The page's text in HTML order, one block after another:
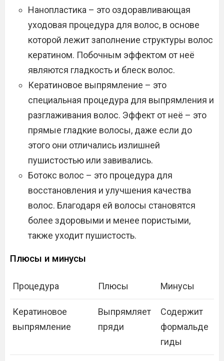
Нанопластика – это оздоравливающая
уходовая процедура для волос, в основе
которой лежит заполнение структуры волос
кератином. Побочным эффектом от неё
являются гладкость и блеск волос.
Кератиновое выпрямление – это
специальная процедура для выпрямления и
разглаживания волос. Эффект от неё – это
прямые гладкие волосы, даже если до
этого они отличались излишней
пушистостью или завивались.
Ботокс волос – это процедура для
восстановления и улучшения качества
волос. Благодаря ей волосы становятся
более здоровыми и менее пористыми,
также уходит пушистость.
Плюсы и минусы
Процедура Плюсы Минусы
Кератиновое
выпрямление
Выпрямляет
пряди
Содержит
формальде
гиды